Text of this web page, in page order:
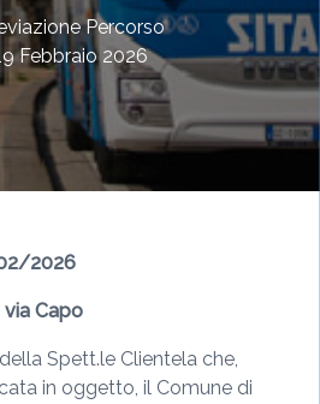
Percorso
Febbraio 2026
2026
Capo
Spett.le Clientela che,
in oggetto, il Comune di